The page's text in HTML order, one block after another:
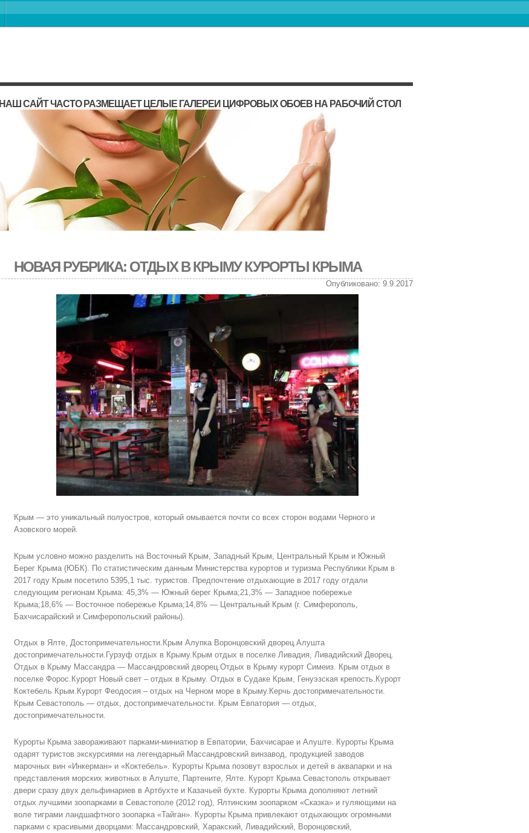
НАШ САЙТ ЧАСТО РАЗМЕЩАЕТ ЦЕЛЫЕ ГАЛЕРЕИ ЦИФРОВЫХ ОБОЕВ НА РАБОЧИЙ СТОЛ
НОВАЯ РУБРИКА: ОТДЫХ В КРЫМУ КУРОРТЫ КРЫМА
Опубликовано: 9.9.2017
Крым — это уникальный полуостров, который омывается почти со всех сторон водами Черного и
Азовского морей.
Крым условно можно разделить на Восточный Крым, Западный Крым, Центральный Крым и Южный
Берег Крыма (ЮБК). По статистическим данным Министерства курортов и туризма Республики Крым в
2017 году Крым посетило 5395,1 тыс. туристов. Предпочтение отдыхающие в 2017 году отдали
следующим регионам Крыма: 45,3% — Южный берег Крыма;21,3% — Западное побережье
Крыма;18,6% — Восточное побережье Крыма;14,8% — Центральный Крым (г. Симферополь,
Бахчисарайский и Симферопольский районы).
Отдых в Ялте, Достопримечательности.Крым Алупка Воронцовский дворец.Алушта
достопримечательности.Гурзуф отдых в Крыму.Крым отдых в поселке Ливадия, Ливадийский Дворец.
Отдых в Крыму Массандра — Массандровский дворец.Отдых в Крыму курорт Симеиз. Крым отдых в
поселке Форос.Курорт Новый свет – отдых в Крыму. Отдых в Судаке Крым, Генуэзская крепость.Курорт
Коктебель Крым.Курорт Феодосия – отдых на Черном море в Крыму.Керчь достопримечательности.
Крым Севастополь — отдых, достопримечательности. Крым Евпатория — отдых,
достопримечательности.
Курорты Крыма завораживают парками-миниатюр в Евпатории, Бахчисарае и Алуште. Курорты Крыма
одарят туристов экскурсиями на легендарный Массандровский винзавод, продукцией заводов
марочных вин «Инкерман» и «Коктебель». Курорты Крыма позовут взрослых и детей в аквапарки и на
представления морских животных в Алуште, Партените, Ялте. Курорт Крыма Севастополь открывает
двери сразу двух дельфинариев в Артбухте и Казачьей бухте. Курорты Крыма дополняют летний
отдых лучшими зоопарками в Севастополе (2012 год), Ялтинским зоопарком «Сказка» и гуляющими на
воле тиграми ландшафтного зоопарка «Тайган». Курорты Крыма привлекают отдыхающих огромными
парками с красивыми дворцами: Массандровский, Харакский, Ливадийский, Воронцовский,